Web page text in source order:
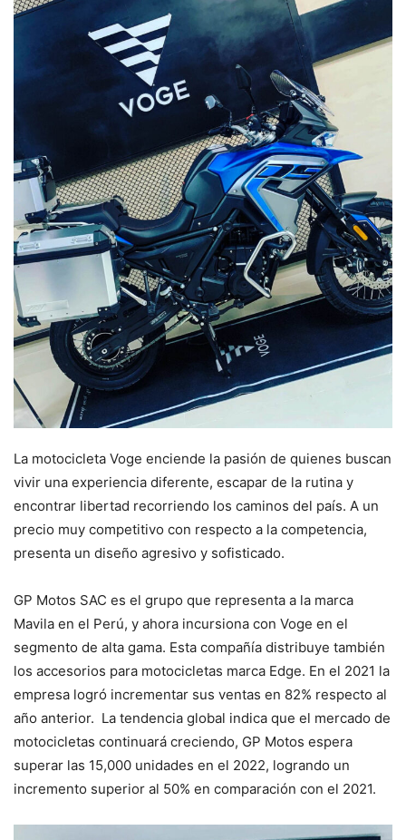
La motocicleta Voge enciende la pasión de quienes buscan
vivir una experiencia diferente, escapar de la rutina y
encontrar libertad recorriendo los caminos del país. A un
precio muy competitivo con respecto a la competencia,
presenta un diseño agresivo y sofisticado.
GP Motos SAC es el grupo que representa a la marca
Mavila en el Perú, y ahora incursiona con Voge en el
segmento de alta gama. Esta compañía distribuye también
los accesorios para motocicletas marca Edge. En el 2021 la
empresa logró incrementar sus ventas en 82% respecto al
año anterior. La tendencia global indica que el mercado de
motocicletas continuará creciendo, GP Motos espera
superar las 15,000 unidades en el 2022, logrando un
incremento superior al 50% en comparación con el 2021.